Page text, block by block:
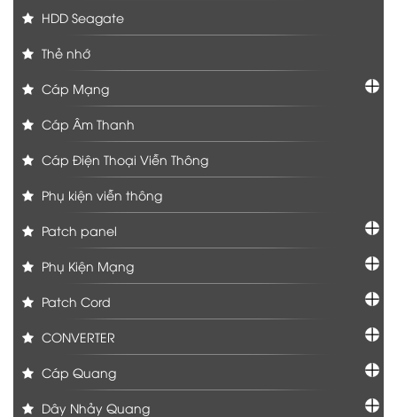
HDD Seagate
Thẻ nhớ
Cáp Mạng
Cáp Âm Thanh
Cáp Điện Thoại Viễn Thông
Phụ kiện viễn thông
Patch panel
Phụ Kiện Mạng
Patch Cord
CONVERTER
Cáp Quang
Dây Nhảy Quang